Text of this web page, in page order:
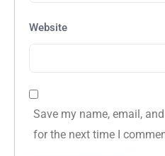
Website
Save my name, email,
for the next time I